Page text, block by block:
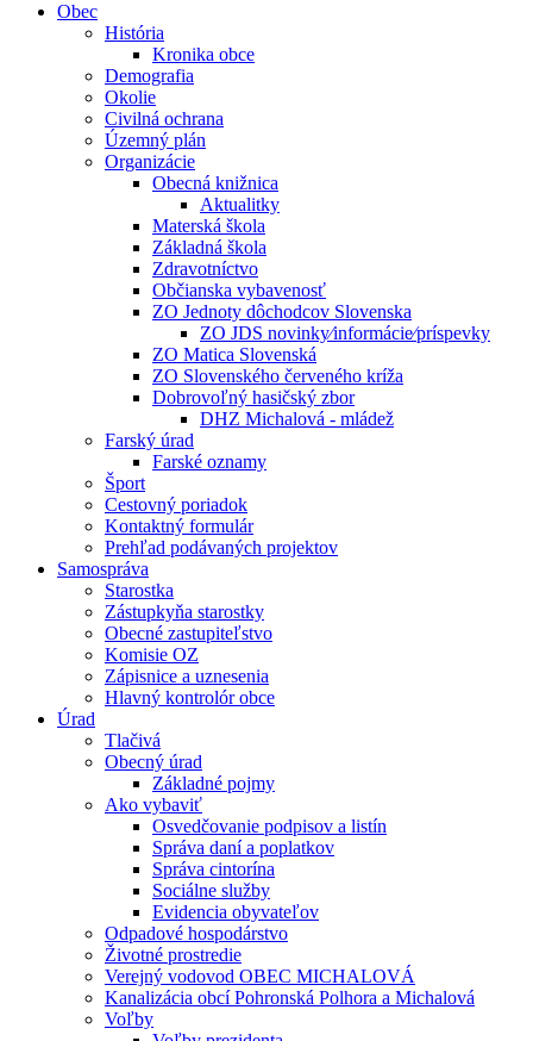
Obec
História
Kronika obce
Demografia
Okolie
Civilná ochrana
Územný plán
Organizácie
Obecná knižnica
Aktualitky
Materská škola
Základná škola
Zdravotníctvo
Občianska vybavenosť
ZO Jednoty dôchodcov Slovenska
ZO JDS novinky⁄informácie⁄príspevky
ZO Matica Slovenská
ZO Slovenského červeného kríža
Dobrovoľný hasičský zbor
DHZ Michalová - mládež
Farský úrad
Farské oznamy
Šport
Cestovný poriadok
Kontaktný formulár
Prehľad podávaných projektov
Samospráva
Starostka
Zástupkyňa starostky
Obecné zastupiteľstvo
Komisie OZ
Zápisnice a uznesenia
Hlavný kontrolór obce
Úrad
Tlačivá
Obecný úrad
Základné pojmy
Ako vybaviť
Osvedčovanie podpisov a listín
Správa daní a poplatkov
Správa cintorína
Sociálne služby
Evidencia obyvateľov
Odpadové hospodárstvo
Životné prostredie
Verejný vodovod OBEC MICHALOVÁ
Kanalizácia obcí Pohronská Polhora a Michalová
Voľby